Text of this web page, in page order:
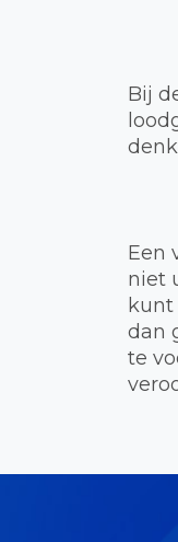
Bij
Een
niet
dan
te